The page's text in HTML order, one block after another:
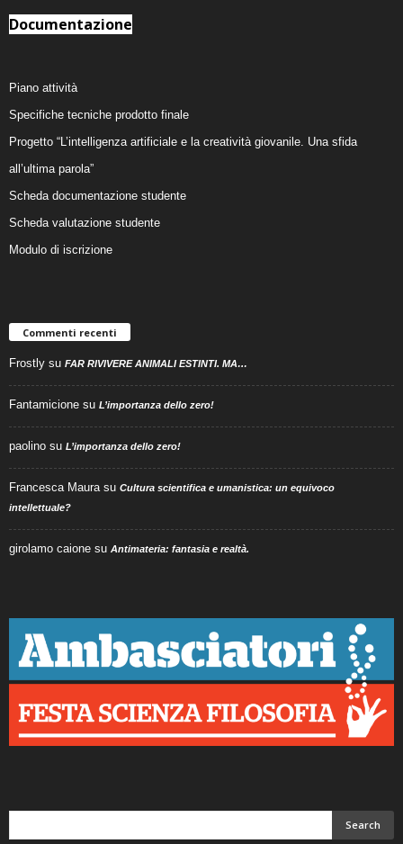
Documentazione
Piano attività
Specifiche tecniche prodotto finale
Progetto “L’intelligenza artificiale e la creatività giovanile. Una sfida
all’ultima parola”
Scheda documentazione studente
Scheda valutazione studente
Modulo di iscrizione
Commenti recenti
Frostly su FAR RIVIVERE ANIMALI ESTINTI. MA…
Fantamicione su L’importanza dello zero!
paolino su L’importanza dello zero!
Francesca Maura su Cultura scientifica e umanistica: un equivoco
intellettuale?
girolamo caione su Antimateria: fantasia e realtà.